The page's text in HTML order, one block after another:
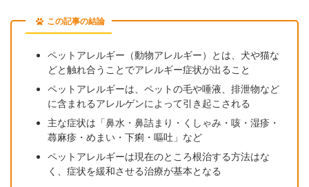
この記事の結論
ペットアレルギー（動物アレルギー）とは、犬や猫な
どと触れ合うことでアレルギー症状が出ること
ペットアレルギーは、ペットの毛や唾液、排泄物など
に含まれるアレルゲンによって引き起こされる
主な症状は「鼻水・鼻詰まり・くしゃみ・咳・湿疹・
蕁麻疹・めまい・下痢・嘔吐」など
ペットアレルギーは現在のところ根治する方法はな
く、症状を緩和させる治療が基本となる